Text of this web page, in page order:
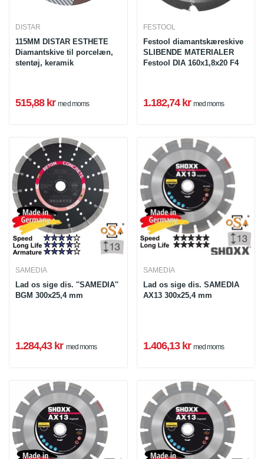
DISTAR
115MM DISTAR ESTHETE
Diamantskive til porcelæn,
stentøj, keramik
515,88 kr med moms
FESTOOL
Festool diamantskæreskive
SLIBENDE MATERIALER
Festool DIA 160x1,8x20 F4
1.182,74 kr med moms
SAMEDIA
Lad os sige dis. ''SAMEDIA''
BGM 300x25,4 mm
1.284,43 kr med moms
SAMEDIA
Lad os sige dis. SAMEDIA
AX13 300x25,4 mm
1.406,13 kr med moms